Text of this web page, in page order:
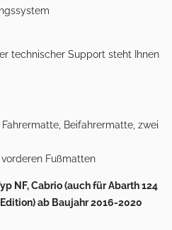
technischer Support steht Ihnen
Beifahrermatte, zwei
Fußmatten
NF, Cabrio (auch für Abarth 124
ab Baujahr 2016-2020